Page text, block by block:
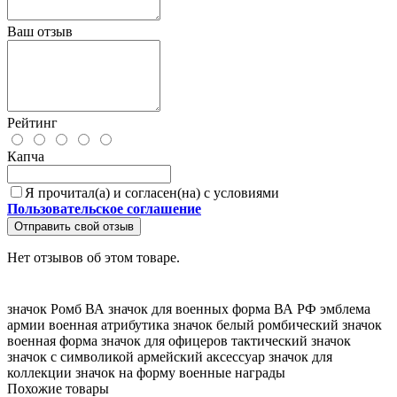
Ваш отзыв
Рейтинг
Капча
Я прочитал(а) и согласен(на) с условиями
Пользовательское соглашение
Отправить свой отзыв
Нет отзывов об этом товаре.
значок Ромб ВА значок для военных форма ВА РФ эмблема
армии военная атрибутика значок белый ромбический значок
военная форма значок для офицеров тактический значок
значок с символикой армейский аксессуар значок для
коллекции значок на форму военные награды
Похожие товары